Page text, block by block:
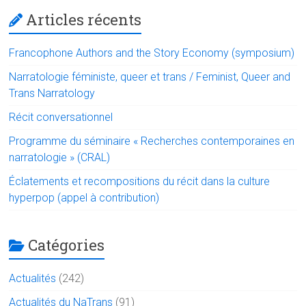
Articles récents
Francophone Authors and the Story Economy (symposium)
Narratologie féministe, queer et trans / Feminist, Queer and
Trans Narratology
Récit conversationnel
Programme du séminaire « Recherches contemporaines en
narratologie » (CRAL)
Éclatements et recompositions du récit dans la culture
hyperpop (appel à contribution)
Catégories
Actualités (242)
Actualités du NaTrans (91)